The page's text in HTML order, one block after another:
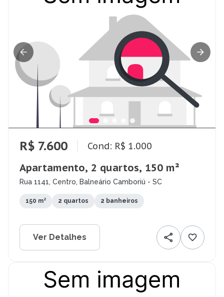
R$ 7.600 Cond: R$ 1.000
Apartamento, 2 quartos, 150 m²
Rua 1141, Centro, Balneário Camboriú - SC
150 m² 2 quartos 2 banheiros
Ver Detalhes